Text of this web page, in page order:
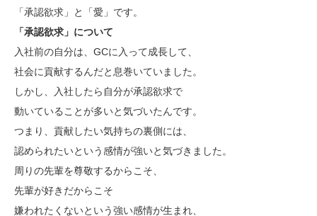
「承認欲求」と「愛」です。
「承認欲求」について
入社前の自分は、GCに入って成長して、
社会に貢献するんだと息巻いていました。
しかし、入社したら自分が承認欲求で
動いていることが多いと気づいたんです。
つまり、貢献したい気持ちの裏側には、
認められたいという感情が強いと気づきました。
周りの先輩を尊敬するからこそ、
先輩が好きだからこそ
嫌われたくないという強い感情が生まれ、